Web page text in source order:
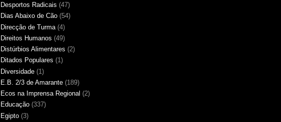
Desportos Radicais (47)
Dias Abaixo de Cão (54)
Direcção de Turma (4)
Direitos Humanos (49)
Distúrbios Alimentares (2)
Ditados Populares (1)
Diversidade (1)
E.B. 2/3 de Amarante (189)
Ecos na Imprensa Regional (2)
Educação (337)
Egipto (3)